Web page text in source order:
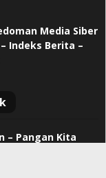
Media Siber
Indeks Berita –
– Pangan Kita